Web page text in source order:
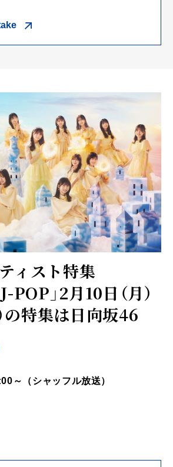
ィスト特集
」2月10日（月）
の特集は日向坂46
～（シャッフル放送）